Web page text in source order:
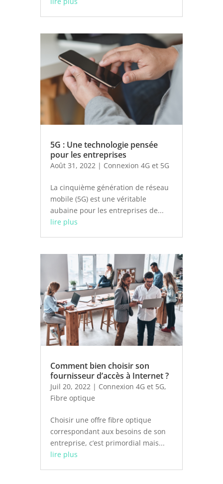
5G : Une technologie pensée
pour les entreprises
Août 31, 2022| Connexion 4G et 5G
La cinquième génération de réseau
mobile (5G) est une véritable
aubaine pour les entreprises de...
lire plus
Comment bien choisir son
fournisseur d’accès à Internet ?
Juil 20, 2022 | Connexion 4G et 5G,
Fibre optique
Choisir une offre fibre optique
correspondant aux besoins de son
entreprise, c’est primordial mais...
lire plus